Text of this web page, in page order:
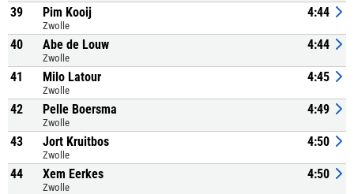
39 Pim Kooij
Zwolle
4:44
40 Abe de Louw
Zwolle
4:44
41 Milo Latour
Zwolle
4:45
42 Pelle Boersma
Zwolle
4:49
43 Jort Kruitbos
Zwolle
4:50
44 Xem Eerkes
Zwolle
4:50